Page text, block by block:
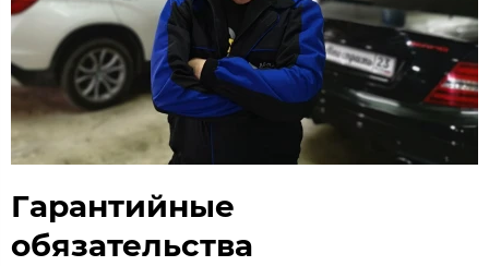
Гарантийные
обязательства